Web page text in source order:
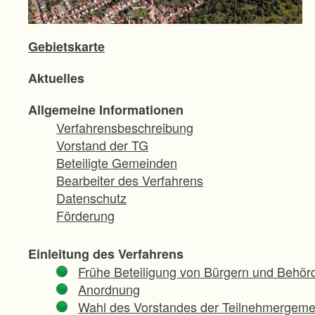
Gebietskarte
Aktuelles
Allgemeine Informationen
Verfahrensbeschreibung
Vorstand der TG
Beteiligte Gemeinden
Bearbeiter des Verfahrens
Datenschutz
Förderung
Einleitung des Verfahrens
Frühe Beteiligung von Bürgern und
Anordnung
Wahl des Vorstandes der